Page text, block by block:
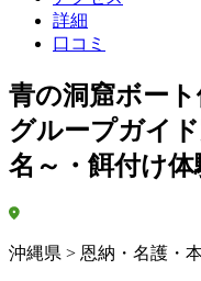
詳細
口コミ
青の洞窟ボー
グループガイ
名～・餌付け
沖縄県 > 恩納・名護・